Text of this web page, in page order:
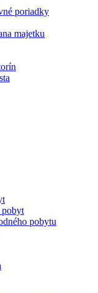
poriadky
majetku
pobyt
pobytu